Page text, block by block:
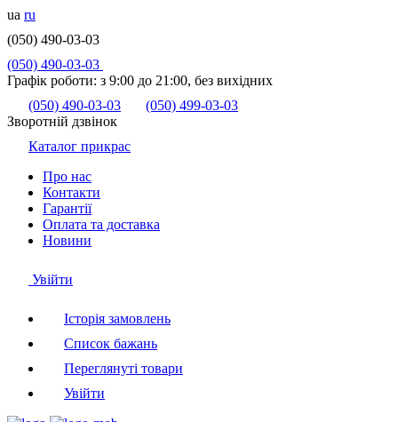
ua ru
(050) 490-03-03
(050) 490-03-03
Графік роботи: з 9:00 до 21:00, без вихідних
(050) 490-03-03
(050) 499-03-03
Зворотній дзвінок
Каталог прикрас
Про нас
Контакти
Гарантії
Оплата та доставка
Новини
Увійти
Історія замовлень
Список бажань
Переглянуті товари
Увійти